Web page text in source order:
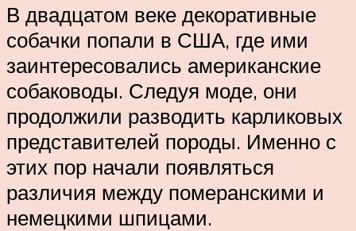
В двадцатом веке декоративные
собачки попали в США, где ими
заинтересовались американские
собаководы. Следуя моде, они
продолжили разводить карликовых
представителей породы. Именно с
этих пор начали появляться
различия между померанскими и
немецкими шпицами.